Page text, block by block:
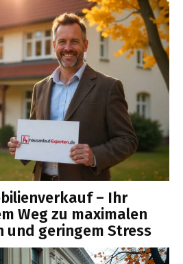
– Ihr
Weg zu maximalen
und geringem Stress